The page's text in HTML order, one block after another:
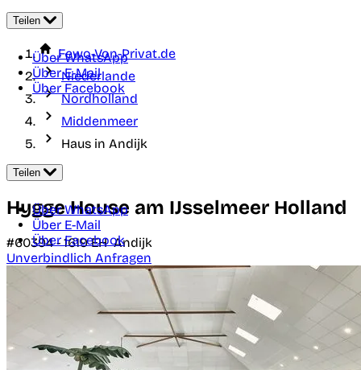
Teilen
Über WhatsApp
Über E-Mail
Über Facebook
Fewo-Von-Privat.de
Niederlande
Nordholland
Middenmeer
Haus in Andijk
Teilen
Über WhatsApp
Über E-Mail
Über Facebook
Hygge House am IJsselmeer Holland
#60394 -1619 EH Andijk
Unverbindlich Anfragen